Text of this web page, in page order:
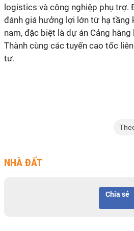
logistics và công nghiệp phụ trợ.
đánh giá hưởng lợi lớn từ hạ tầng
nam, đặc biệt là dự án Cảng
Thành cùng các tuyến cao tốc
tư.
NHÀ ĐẤT
Chia sẻ